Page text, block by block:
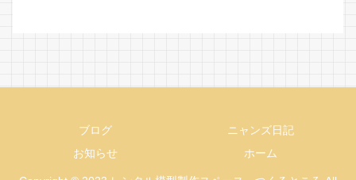
ブログ
ニャンズ日記
お知らせ
ホーム